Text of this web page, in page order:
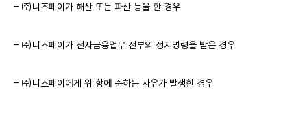
– ㈜니즈페이가 해산 또는 파산 등을 한 경우
– ㈜니즈페이가 전자금융업무 전부의 정지명령을 받은 경우
– ㈜니즈페이에게 위 항에 준하는 사유가 발생한 경우